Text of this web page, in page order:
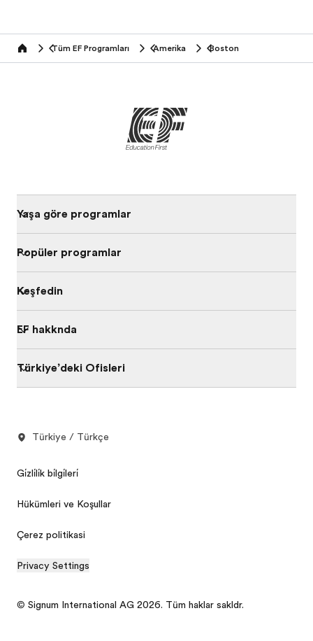
home Tüm EF Programları Amerika Boston
Yaşa göre programları
Popüler programlar
Keşfedin
EF hakkında
Türkiye’deki Ofisleri
Türkiye / Türkçe
Gi̇zli̇li̇k bi̇lgi̇leri̇
Hükümleri ve Koşulları
Çerez politikasi
Privacy Settings
© Signum International AG 2026. Tüm hakları saklıdır.